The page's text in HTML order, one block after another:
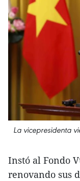
La vicepresidenta
Instó al Fondo
renovando sus